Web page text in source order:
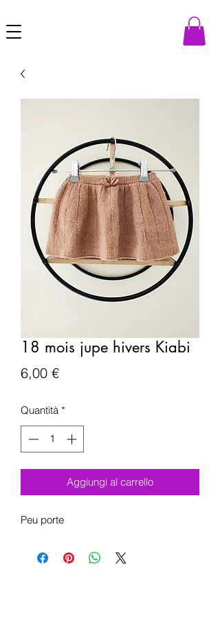
18 mois jupe hivers Kiabi
6,00 €Prezzo
Quantità *
Aggiungi al carrello
Peu porte